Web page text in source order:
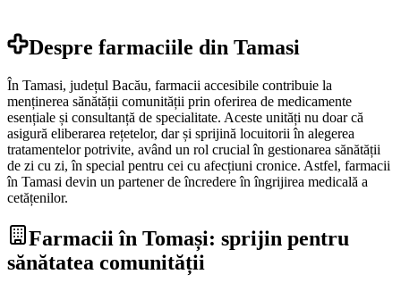
Despre farmaciile din Tamasi
În Tamasi, județul Bacău, farmacii accesibile contribuie la
menținerea sănătății comunității prin oferirea de medicamente
esențiale și consultanță de specialitate. Aceste unități nu doar că
asigură eliberarea rețetelor, dar și sprijină locuitorii în alegerea
tratamentelor potrivite, având un rol crucial în gestionarea sănătății
de zi cu zi, în special pentru cei cu afecțiuni cronice. Astfel, farmacii
în Tamasi devin un partener de încredere în îngrijirea medicală a
cetățenilor.
Farmacii în Tomași: sprijin pentru
sănătatea comunității